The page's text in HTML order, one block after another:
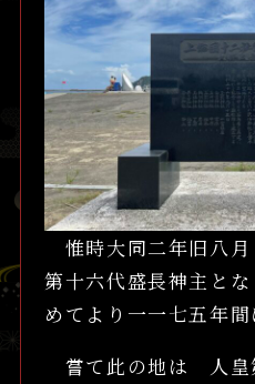
惟時大同二年旧八
第十六代盛長神主と
めてより一一七五年
嘗て此の地は 人皇